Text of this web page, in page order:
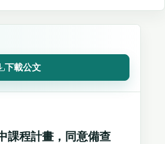
下載公文
課程計畫，同意備查